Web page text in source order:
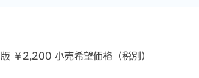
￥2,200 小売希望価格（税別）